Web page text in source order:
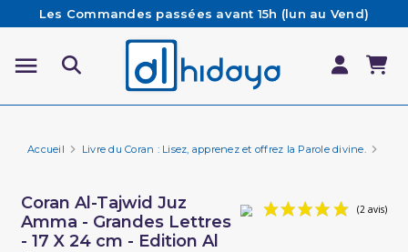
Les Commandes passées avant 15h (lun au Vend)
sont préparées et expédiées le jour même
Besoin d'aide ? Retrouvez notre FAQ
Livraison offerte à partir de 65€ d'achat*
Accueil Livre du Coran : Lisez, apprenez et offrez la Parole divine.
Coran Al-Tajwid Juz
Amma - Grandes Lettres
- 17 X 24 cm - Edition Al